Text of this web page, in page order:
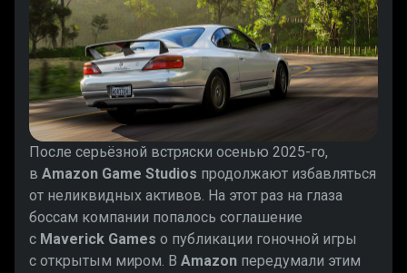
После серьёзной встряски осенью 2025-го,
в Amazon Game Studios продолжают избавляться
от неликвидных активов. На этот раз на глаза
боссам компании попалось соглашение
с Maverick Games о публикации гоночной игры
с открытым миром. В Amazon передумали этим